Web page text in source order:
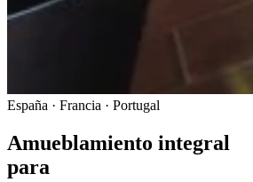
España · Francia · Portugal
Amueblamiento integral
para